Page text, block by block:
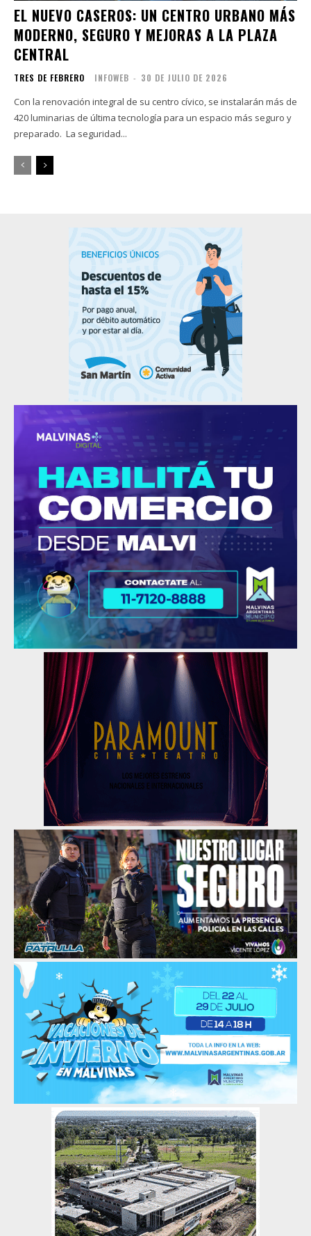
EL NUEVO CASEROS: UN CENTRO URBANO MÁS
MODERNO, SEGURO Y MEJORAS A LA PLAZA
CENTRAL
TRES DE FEBRERO INFOWEB - 30 DE JULIO DE 2026
Con la renovación integral de su centro cívico, se instalarán más de
420 luminarias de última tecnología para un espacio más seguro y
preparado. La seguridad...